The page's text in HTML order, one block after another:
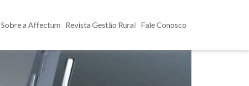
Sobre a Affectum Revista Gestão Rural Fale Conosco